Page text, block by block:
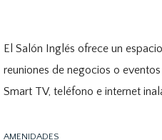
El Salón Inglés ofrece un
reuniones de negocios o
Smart TV, teléfono e internet
AMENIDADES